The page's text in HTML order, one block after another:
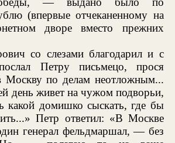
(впервые отчеканенному на
дворе вместо прежних
со слезами благодарил и с
Петру письмецо, прося
Москву по делам неотложным...
день живет на чужом подворьи,
какой домишко сыскать, где бы
Петр ответил: «В Москве
генерал фельдмаршал, — без